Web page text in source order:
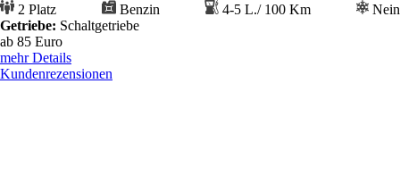
2 Platz Benzin 4-5 L./ 100 Km
Nein
Getriebe: Schaltgetriebe
ab 85 Euro
mehr Details
Kundenrezensionen